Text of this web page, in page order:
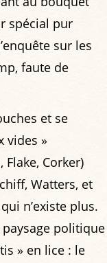
spécial pur
sur les
faute de
et se
vides »
Corker)
Watters, et
n’existe plus.
paysage politique
» en lice : le